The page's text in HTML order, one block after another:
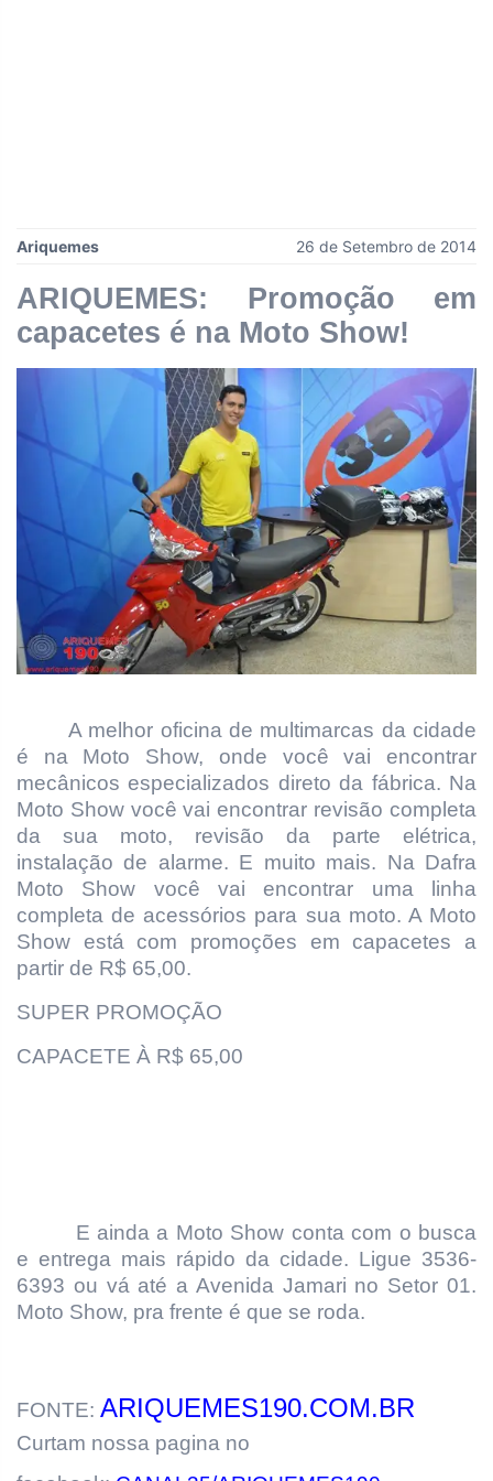
Ariquemes 26 de Setembro de 2014
ARIQUEMES: Promoção em
capacetes é na Moto Show!
A melhor oficina de multimarcas da cidade
é na Moto Show, onde você vai encontrar
mecânicos especializados direto da fábrica. Na
Moto Show você vai encontrar revisão completa
da sua moto, revisão da parte elétrica,
instalação de alarme. E muito mais. Na Dafra
Moto Show você vai encontrar uma linha
completa de acessórios para sua moto. A Moto
Show está com promoções em capacetes a
partir de R$ 65,00.
SUPER PROMOÇÃO
CAPACETE À R$ 65,00
E ainda a Moto Show conta com o busca
e entrega mais rápido da cidade. Ligue 3536-
6393 ou vá até a Avenida Jamari no Setor 01.
Moto Show, pra frente é que se roda.
FONTE: ARIQUEMES190.COM.BR
Curtam nossa pagina no